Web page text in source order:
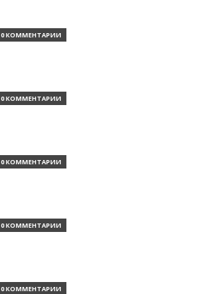
0 КОММЕНТАРИИ
0 КОММЕНТАРИИ
0 КОММЕНТАРИИ
0 КОММЕНТАРИИ
0 КОММЕНТАРИИ